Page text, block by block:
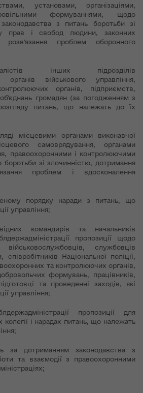
установами, організаціями,
формуваннями, щодо
з питань боротьби зі
прав і свобод людини, законних
розв’язання проблем оборонного
інших підрозділів
органів військового управління,
органів, підприємств,
громадян (за погодженням з
питань, що належать до їх
місцевими органами виконавчої
самоврядування, органами
правоохоронними і контролюючими
зі злочинністю, дотримання
проблем і вдосконалення
порядку наради з питань, що
управління;
командирів та начальників
пропозиції щодо
службовців
Національної поліції,
та контролюючих органів,
формувань, працівників,
та проведенні заходів, які
управління;
пропозиції для
колегії і нарадах питань, що належать
за дотриманням законодавства з
та взаємодії з правоохоронними